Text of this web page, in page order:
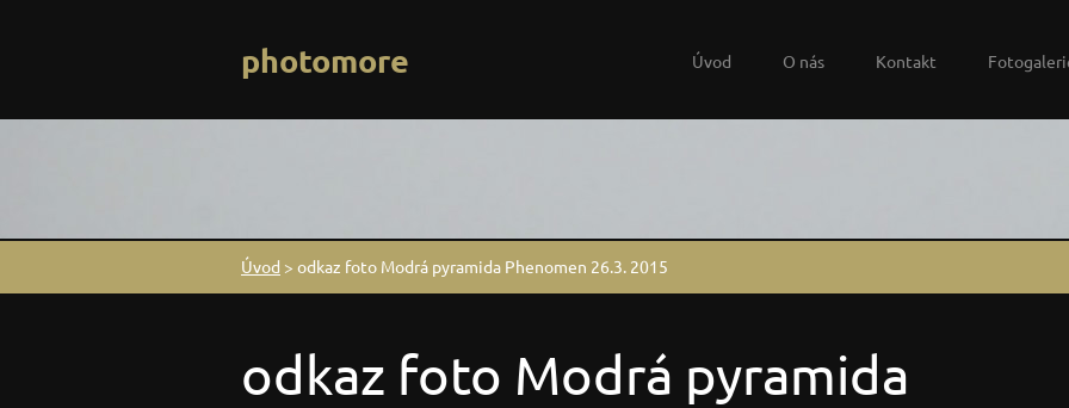
photomore Úvod O nás Kontakt
Úvod > odkaz foto Modrá pyramida Phenomen 26.3. 2015
odkaz foto Modrá pyramida